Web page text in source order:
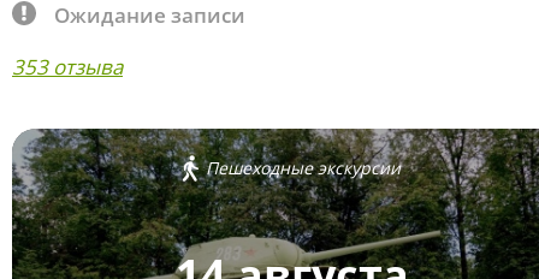
Ожидание записи
353 отзыва
Пешеходные экскурсии